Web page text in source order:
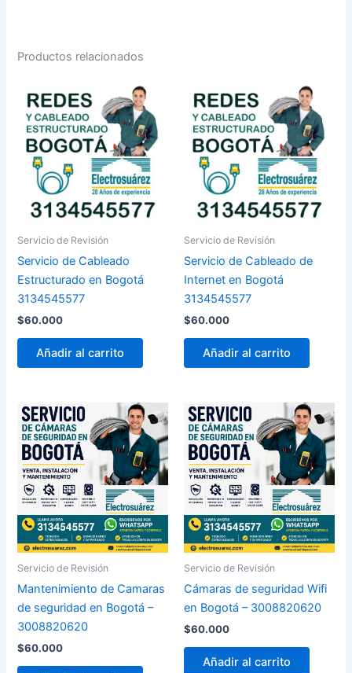
Productos relacionados
Servicio de Revisión
Servicio de Cableado
Estructurado en Bogotá
3134545577
$60.000
Añadir al carrito
Servicio de Revisión
Servicio de Cableado de
Internet en Bogotá
3134545577
$60.000
Añadir al carrito
Servicio de Revisión
Mantenimiento de Camaras
de seguridad en Bogotá –
3008820620
$60.000
Servicio de Revisión
Cámaras de seguridad Wifi
en Bogotá – 3008820620
$60.000
Añadir al carrito